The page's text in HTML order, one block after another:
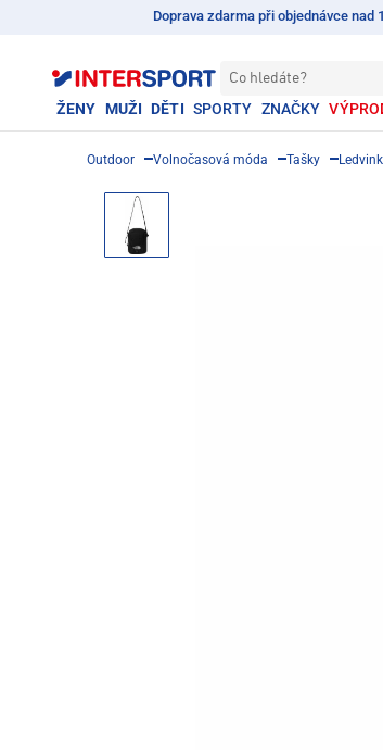
Doprava zdarma při objednávce nad
Co hledáte?
ŽENY MUŽI DĚTI SPORTY ZNAČKY
Outdoor Volnočasová móda Tašky